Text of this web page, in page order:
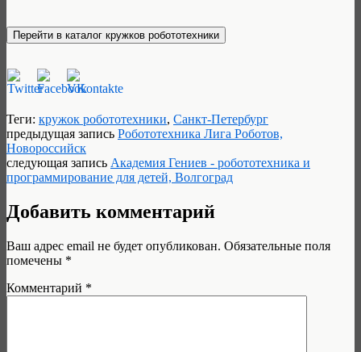
Теги: кружок робототехники, Санкт-Петербург
предыдущая запись Робототехника Лига Роботов,
Новороссийск
следующая запись Академия Гениев - робототехника и
программирование для детей, Волгоград
Добавить комментарий
Ваш адрес email не будет опубликован. Обязательные поля
помечены *
Комментарий *